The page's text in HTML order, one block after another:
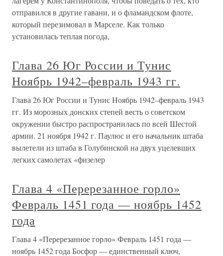
отправился в другие гавани, и о фламандском флоте,
который перезимовал в Марселе. Как только
установилась теплая погода,
Глава 26 Юг России и Тунис
Ноябрь 1942–февраль 1943 гг.
Глава 26 Юг России и Тунис Ноябрь 1942–февраль 1943
гг. Из морозных донских степей весть о советском
окружении быстро распространилась по всей Шестой
армии. 21 ноября 1942 г. Паулюс и его начальник штаба
вылетели из штаба в Голубинской на двух уцелевших
легких самолетах «физелер
Глава 4 «Перерезанное горло»
Февраль 1451 года — ноябрь 1452
года
Глава 4 «Перерезанное горло» Февраль 1451 года —
ноябрь 1452 года Босфор — единственный ключ,